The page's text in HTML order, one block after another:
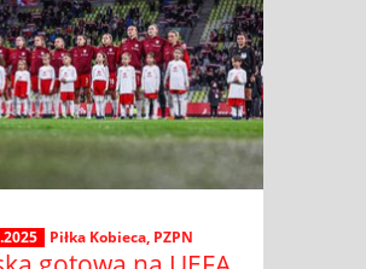
Piłka Kobieca, PZPN